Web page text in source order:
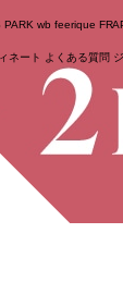
PARK wb feerique
ネート よくある質問